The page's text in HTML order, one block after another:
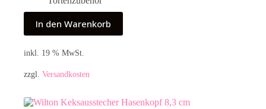
In den Warenkorb
inkl. 19 % MwSt.
zzgl. Versandkosten